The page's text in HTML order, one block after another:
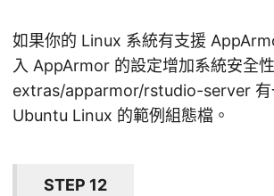
如果你的 Linux 系統有支援
入 AppArmor 的設定增加系統安全
extras/apparmor/rstudio-server 有
Ubuntu Linux 的範例組態檔。
STEP 12